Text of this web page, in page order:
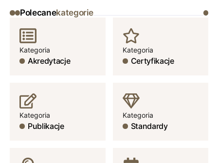
Polecanekategorie
Kategoria
Akredytacje
Kategoria
Certyfikacje
Kategoria
Publikacje
Kategoria
Standardy